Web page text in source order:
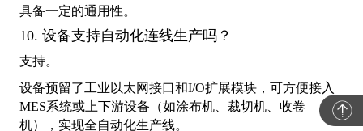
具备一定的通用性。
10. 设备支持自动化连线生产吗？
支持。
设备预留了工业以太网接口和I/O扩展模块，可方便接入
MES系统或上下游设备（如涂布机、裁切机、收卷
机），实现全自动化生产线。